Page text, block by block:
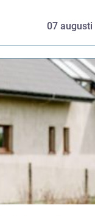
07 augusti